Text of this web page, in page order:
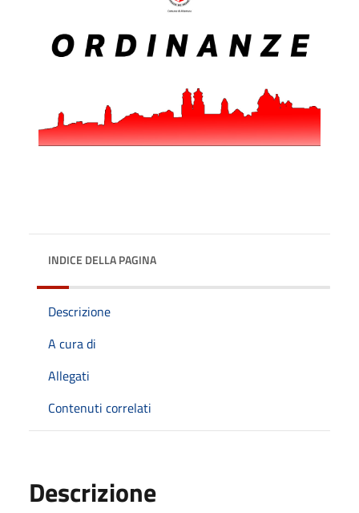
INDICE DELLA PAGINA
Descrizione
A cura di
Allegati
Contenuti correlati
Descrizione